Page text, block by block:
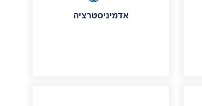
אדמיניסטרציה